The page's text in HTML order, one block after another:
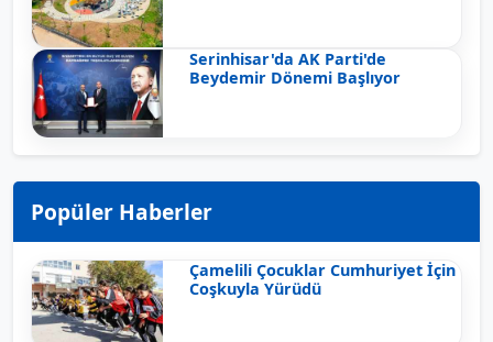
Serinhisar'da AK Parti'de
Beydemir Dönemi Başlıyor
Popüler Haberler
Çamelili Çocuklar Cumhuriyet İçin
Coşkuyla Yürüdü